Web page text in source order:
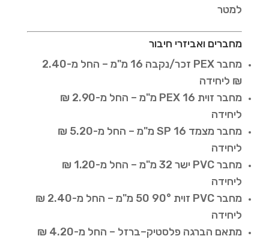
למטר
מחברים ואביזרי חיבור
מחבר PEX זכר/נקבה 16 מ"מ – החל מ-2.40
₪ ליחידה
מחבר זוית PEX 16 מ"מ – החל מ-2.90 ₪
ליחידה
מחבר מצמד SP 16 מ"מ – החל מ-5.20 ₪
ליחידה
מחבר PVC ישר 32 מ"מ – החל מ-1.20 ₪
ליחידה
מחבר PVC זוית 90° 50 מ"מ – החל מ-2.40 ₪
ליחידה
מתאם הברגה פלסטיק–ברזל – החל מ-4.20 ₪